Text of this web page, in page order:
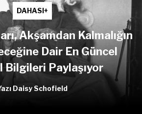
DAHASI+
Akşamdan Kalmalığın
Dair En Güncel
Bilgileri Paylaşıyor
Daisy Schofield